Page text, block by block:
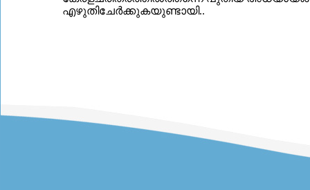
എഴുതിചേര്‍ക്കുകയുണ്ടായി..